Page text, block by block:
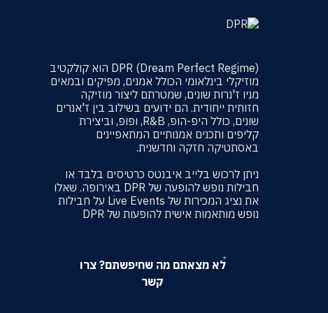
DPR (Dream Perfect Regime) הוא קולקטיב
מוזיקלי בינלאומי הכולל אמנים, מפיקים ובמאים
מניו ז'נרות שונים, שמטרתם ליצור מוזיקה
חזותית ייחודית. הם ידועים בשילוב בין ז'אנרים
שונים, כולל היפ-הופ, R&B, ופופ, וביצירת
קליפים ותכנים אמנותיים המתאפיינים
באסתטיקה חזקה וחדשנית.
ניתן לרכוש בלייב איבנטס כרטיסים בלבד או
חבילות נופש להופעה של DPR באירופה. שאלו
את נציג המכירות של Live Events על חבילות
נופש מותאמות אישית להופעות של DPR
לא מצאתם מה שחיפשתם? צרו
קשר